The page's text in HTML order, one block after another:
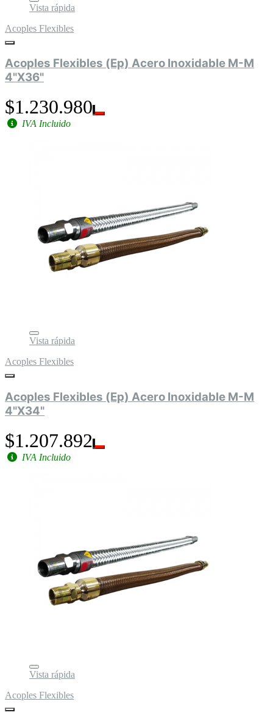
Vista rápida
Acoples Flexibles
Acoples Flexibles (Ep) Acero Inoxidable M-M
4"X36"
$1.230.980
IVA Incluido
Vista rápida
Acoples Flexibles
Acoples Flexibles (Ep) Acero Inoxidable M-M
4"X34"
$1.207.892
IVA Incluido
Vista rápida
Acoples Flexibles